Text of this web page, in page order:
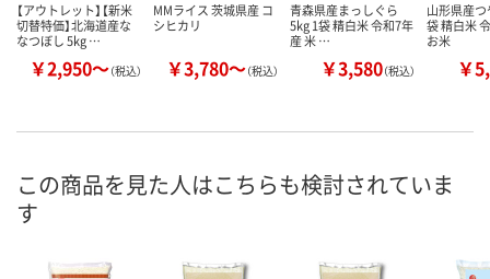
【アウトレット】【新米
切替特価】北海道産な
なつぼし 5kg …
￥2,950～（税込）
MMライス 茨城県産 コ
シヒカリ
￥3,780～（税込）
青森県産まっしぐら
5kg 1袋 精白米 令和7年
産 米 …
￥3,580（税込）
山形県産つ
袋 精白米
お米
￥
この商品を見た人はこちらも検討されていま
す